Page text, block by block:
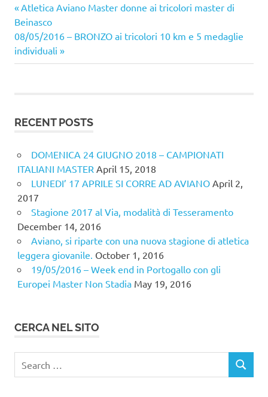
Post
navigation
Previous
Post:
Atletica Aviano Master donne ai tricolori master di
Beinasco
Next
Post:
08/05/2016 – BRONZO ai tricolori 10 km e 5 medaglie
individuali
RECENT POSTS
DOMENICA 24 GIUGNO 2018 – CAMPIONATI
ITALIANI MASTER April 15, 2018
LUNEDI’ 17 APRILE SI CORRE AD AVIANO April 2,
2017
Stagione 2017 al Via, modalità di Tesseramento
December 14, 2016
Aviano, si riparte con una nuova stagione di atletica
leggera giovanile. October 1, 2016
19/05/2016 – Week end in Portogallo con gli
Europei Master Non Stadia May 19, 2016
CERCA NEL SITO
for:
SEARCH